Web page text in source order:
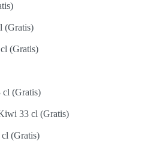
(Gratis)
(Gratis)
cl (Gratis)
33 cl (Gratis)
(Gratis)